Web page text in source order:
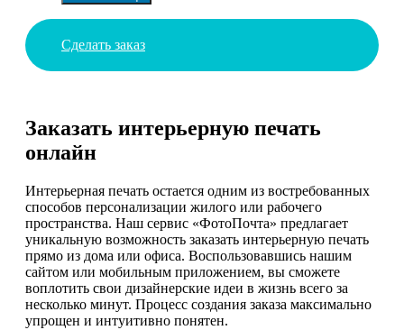
Сделать заказ
Заказать интерьерную печать
онлайн
Интерьерная печать остается одним из востребованных
способов персонализации жилого или рабочего
пространства. Наш сервис «ФотоПочта» предлагает
уникальную возможность заказать интерьерную печать
прямо из дома или офиса. Воспользовавшись нашим
сайтом или мобильным приложением, вы сможете
воплотить свои дизайнерские идеи в жизнь всего за
несколько минут. Процесс создания заказа максимально
упрощен и интуитивно понятен.